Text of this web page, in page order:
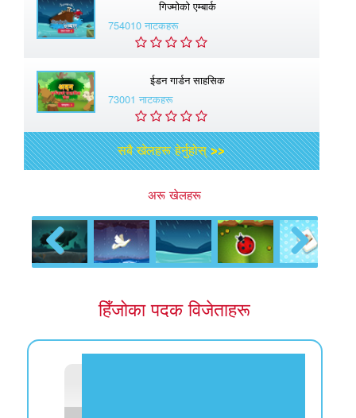
गिज्माेको एम्बार्क
754010 नाटकहरू
ईडन गार्डन साहसिक
73001 नाटकहरू
सबै खेलहरू हेर्नुहोस् >>
अरू खेलहरू
Previous Next
हिँजोका पदक विजेताहरू